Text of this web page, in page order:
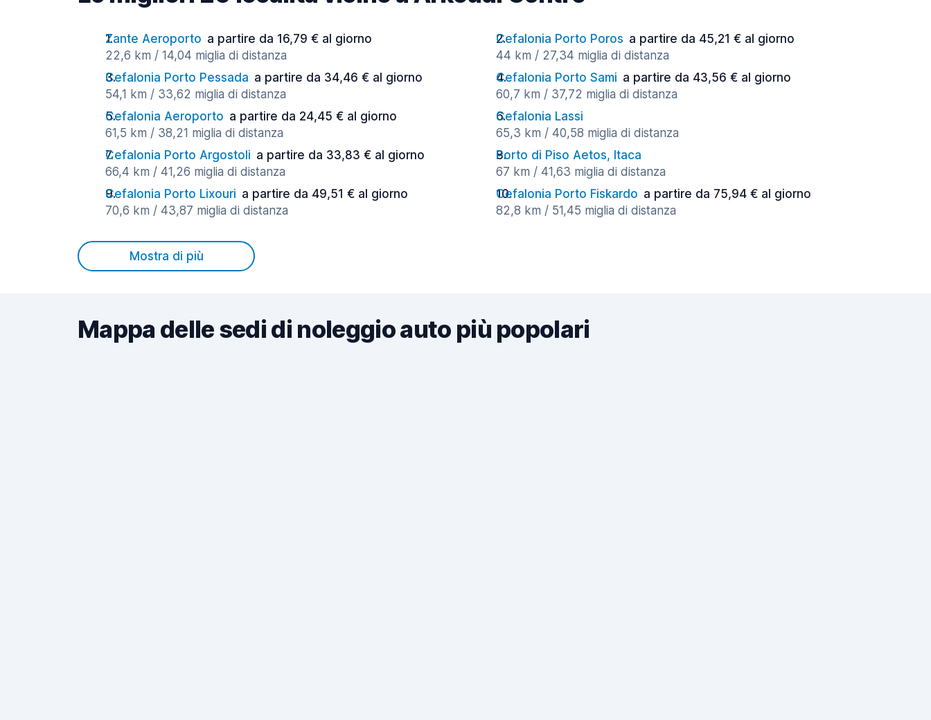
Zante Aeroporto a partire da 16,79 € al giorno
22,6 km / 14,04 miglia di distanza
Cefalonia Porto Poros a partire da 45,21 € al giorno
44 km / 27,34 miglia di distanza
Cefalonia Porto Pessada a partire da 34,46 € al giorno
54,1 km / 33,62 miglia di distanza
Cefalonia Porto Sami a partire da 43,56 € al giorno
60,7 km / 37,72 miglia di distanza
Cefalonia Aeroporto a partire da 24,45 € al giorno
61,5 km / 38,21 miglia di distanza
Cefalonia Lassi
65,3 km / 40,58 miglia di distanza
Cefalonia Porto Argostoli a partire da 33,83 € al giorno
66,4 km / 41,26 miglia di distanza
Porto di Piso Aetos, Itaca
67 km / 41,63 miglia di distanza
Cefalonia Porto Lixouri a partire da 49,51 € al giorno
70,6 km / 43,87 miglia di distanza
Cefalonia Porto Fiskardo a partire da 75,94 € al giorno
82,8 km / 51,45 miglia di distanza
Mostra di più
Mappa delle sedi di noleggio auto più popolari